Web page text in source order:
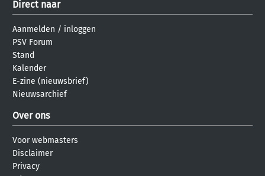
Direct naar
Aanmelden / inloggen
PSV Forum
Stand
Kalender
E-zine (nieuwsbrief)
Nieuwsarchief
Over ons
Voor webmasters
Disclaimer
Privacy